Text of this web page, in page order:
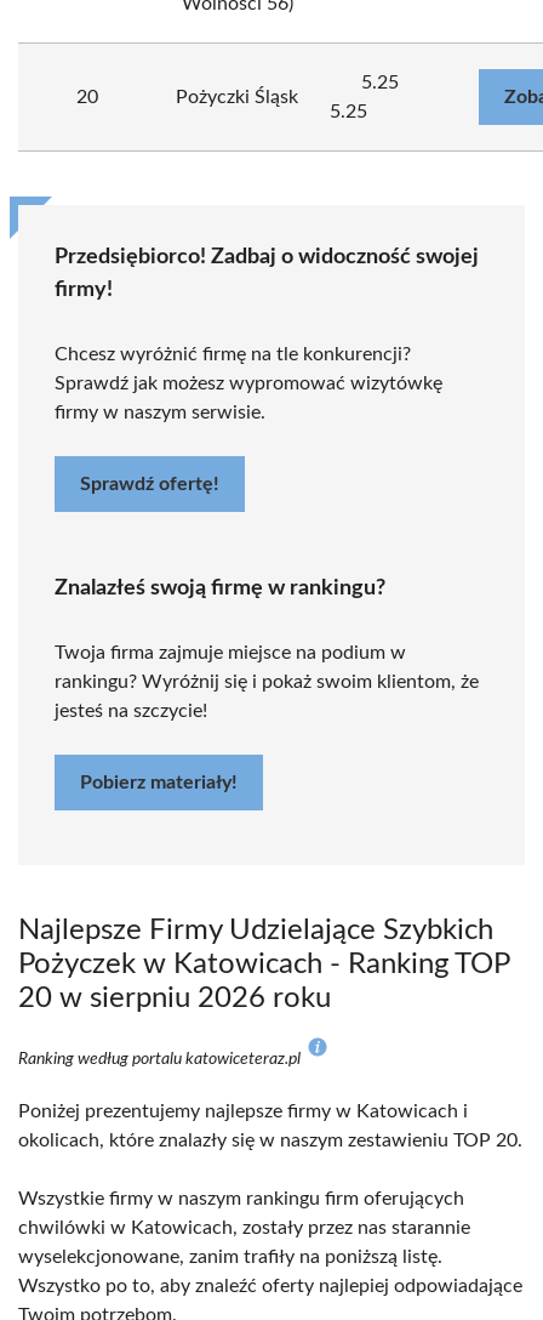
20 Pożyczki Śląsk
5.25
5.25
Przedsiębiorco! Zadbaj o widoczność swojej
firmy!
Chcesz wyróżnić firmę na tle konkurencji?
Sprawdź jak możesz wypromować wizytówkę
firmy w naszym serwisie.
Sprawdź ofertę!
Znalazłeś swoją firmę w rankingu?
Twoja firma zajmuje miejsce na podium w
rankingu? Wyróżnij się i pokaż swoim klientom, że
jesteś na szczycie!
Pobierz materiały!
Najlepsze Firmy Udzielające Szybkich
Pożyczek w Katowicach - Ranking TOP
20 w sierpniu 2026 roku
Ranking według portalu katowiceteraz.pl
Poniżej prezentujemy najlepsze firmy w Katowicach i
okolicach, które znalazły się w naszym zestawieniu TOP 20.
Wszystkie firmy w naszym rankingu firm oferujących
chwilówki w Katowicach, zostały przez nas starannie
wyselekcjonowane, zanim trafiły na poniższą listę.
Wszystko po to, aby znaleźć oferty najlepiej odpowiadające
Twoim potrzebom.